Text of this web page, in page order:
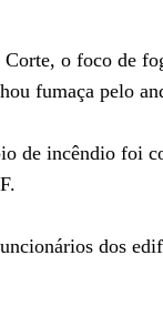
Corte, o foco de
fumaça pelo
de incêndio foi
dos